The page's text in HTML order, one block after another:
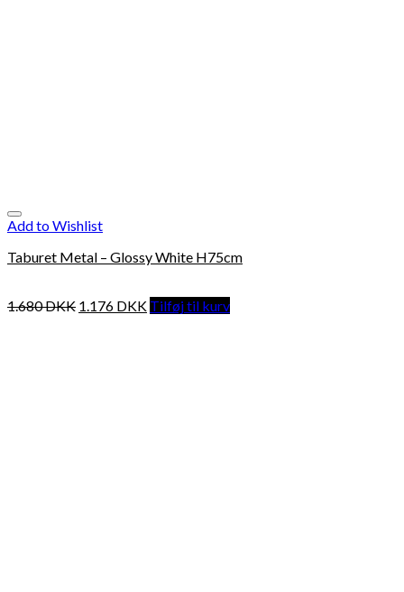
Add to Wishlist
Taburet Metal – Glossy White H75cm
1.680DKK 1.176 DKK Tilføj til kurv